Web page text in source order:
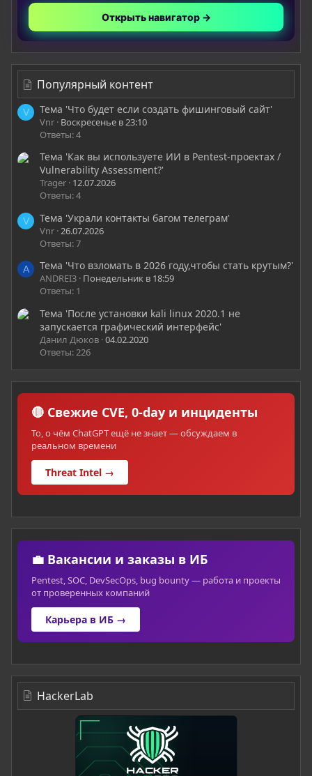
Открыть навигатор →
Популярный контент
V Тема 'Что будет если создать фишинговый сайт'
Vnr Воскресенье в 23:10
Ответы: 4
Тема 'Как вы используете ИИ в Pentest-проектах /
Vulnerability Assessment?'
Trager 12.07.2026
Ответы: 4
V Тема 'Украли контакты багом телеграм'
Vnr 26.07.2026
Ответы: 7
A Тема 'Что взломать в 2026 году,чтобы стать крутым?'
ANDREI3 Понедельник в 18:59
Ответы: 1
Тема 'После установки kali linux 2020.1 не
запускается графический интерфейс'
Данил Дюков 04.02.2020
Ответы: 226
🔴 Свежие CVE, 0-day и инциденты
То, о чём ChatGPT ещё не знает — обсуждаем в
реальном времени
Threat Intel →
💼 Вакансии и заказы в ИБ
Pentest, SOC, DevSecOps, bug bounty — работа и проекты
от проверенных компаний
Карьера в ИБ →
HackerLab